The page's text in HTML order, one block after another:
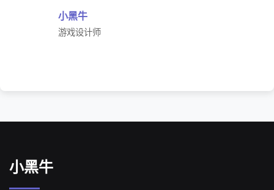
小黑牛
游戏设计师
小黑牛